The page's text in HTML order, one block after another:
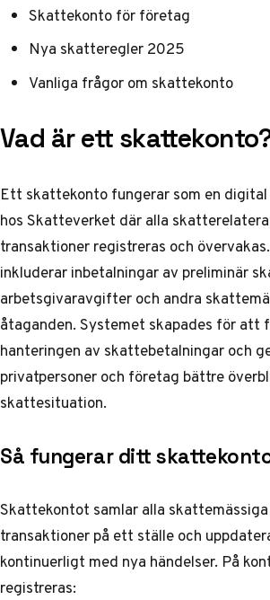
Skattekonto för företag
Nya skatteregler 2025
Vanliga frågor om skattekonto
Vad är ett
Ett skattekonto fungerar som en digital
hos Skatteverket där alla
transaktioner registreras och
inkluderar inbetalningar av preliminär
arbetsgivaravgifter och andra
åtaganden. Systemet skapades för att
hanteringen av skattebetalningar och
privatpersoner och företag bättre
skattesituation.
Så fungerar ditt
Skattekontot samlar alla skattemässiga
transaktioner på ett ställe och
kontinuerligt med nya händelser. På
registreras: